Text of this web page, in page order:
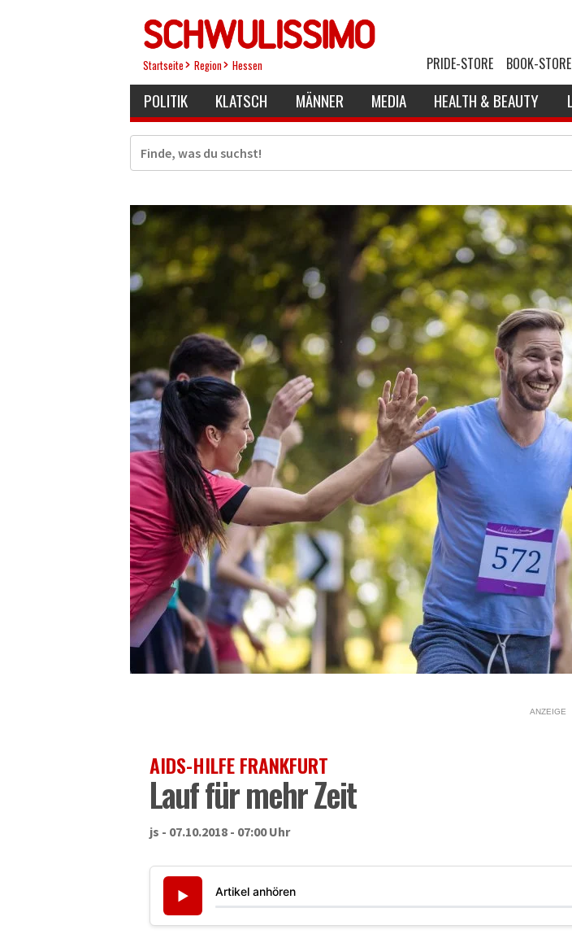
Startseite Region Hessen PRIDE-STORE BOOK-STORE
POLITIK KLATSCH MÄNNER MEDIA HEALTH & BEAUTY
Suche
ANZEIGE
AIDS-HILFE FRANKFURT
Lauf für mehr Zeit
js - 07.10.2018 - 07:00 Uhr
▶ Artikel anhören